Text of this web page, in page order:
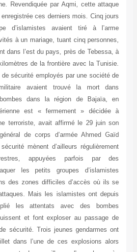
frontière algéro-malienne. Revendiquée par
était la plus meurtrière enregistrée ces
auparavant, un groupe d’islamistes
automatique sur les invités à un mariage,
dont au moins un enfant dans l’est du pays,
quelques dizaines de kilomètres de la
Le 3 avril, sept agents de sécurité employés
gardiennage et un militaire avaient
l’explosion de deux bombes dans la
Kabylie. L’Armée algérienne est «
éradiquer le phénomène terroriste, avait
chef d’état-major, le général de corps
Salah. Les forces de sécurité mènent
des opérations terrestres, appuyées
hélicoptères, pour traquer les petits
radicaux éparpillés dans des zones difficiles
réfugient après leurs attaques. Mais les
quelques mois multiplié les attentats
artisanales qu’ils enfouissent et font
véhicules des forces de sécurité. Trois
ainsi été tués le 4 juillet dans l’une de ces